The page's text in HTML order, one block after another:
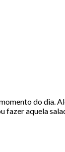
do dia.
aquela